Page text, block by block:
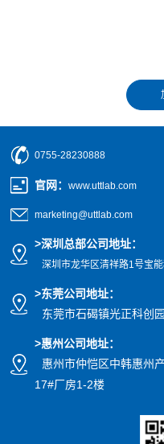
0755-28230888
官网 ：www.uttlab.com
marketing@uttlab.com
>深圳总部公司地址：
深圳市龙华区清祥路1号宝
>东莞公司地址：
东莞市石碣镇光正科创
>惠州公司地址：
惠州市仲恺区中韩惠州
17#厂房1-2楼